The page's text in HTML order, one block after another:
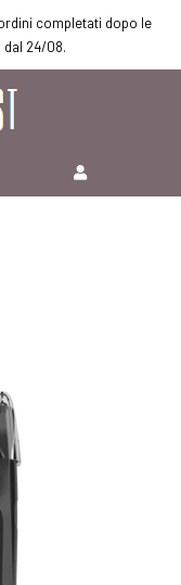
completati dopo le
dal 24/08.